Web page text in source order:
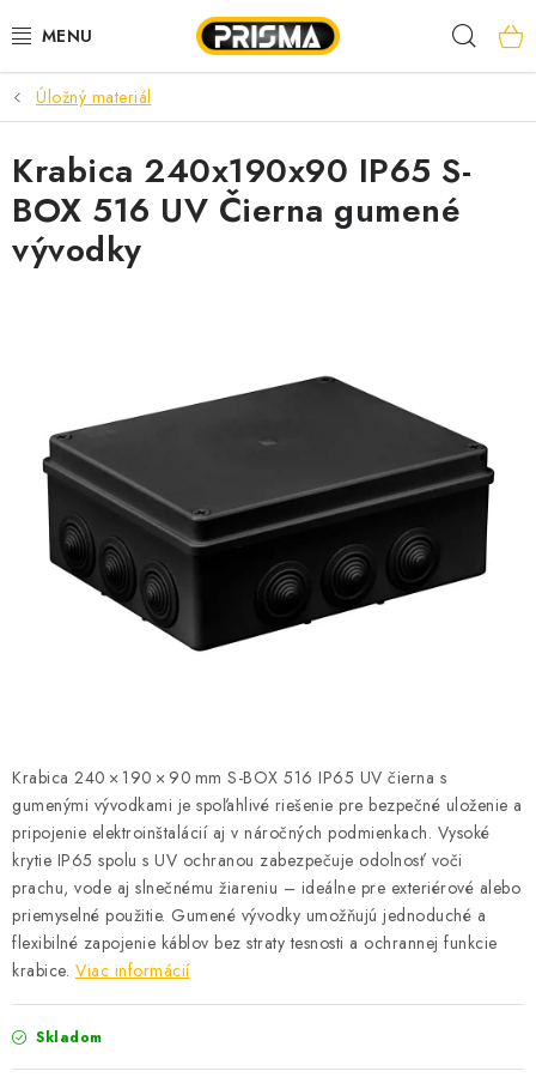
na
OBCHOD
AKCIE
LED PÁSY
MODULÁRNE PRÍSTROJE
SVORKY, ROZBOČOVAČE A OSTATNÉ
BLESKOZVOD
BATÉRIE A NABÍJAČKY
ELEKTRICKÉ VYKUROVANIE A VENTILÁCIA
ÚLOŽNÝ MATERIÁL
ZÁSUVKY A VYPÍNAČE
DOMÁCNOSŤ
ELEKTROMEROVÉ ROZVÁDZAČE
Úložný materiál
Krabica 240 × 190 × 90 mm S-BOX 516 IP65 UV čierna s
gumenými vývodkami je spoľahlivé riešenie pre bezpečné uloženie a
pripojenie elektroinštalácií aj v náročných podmienkach. Vysoké
krytie IP65 spolu s UV ochranou zabezpečuje odolnosť voči
prachu, vode aj slnečnému žiareniu – ideálne pre exteriérové alebo
priemyselné použitie. Gumené vývodky umožňujú jednoduché a
flexibilné zapojenie káblov bez straty tesnosti a ochrannej funkcie
krabice. Viac informácií
Skladom
Krabica 240x190x90 IP65 S-
BOX 516 UV Čierna gumené
vývodky